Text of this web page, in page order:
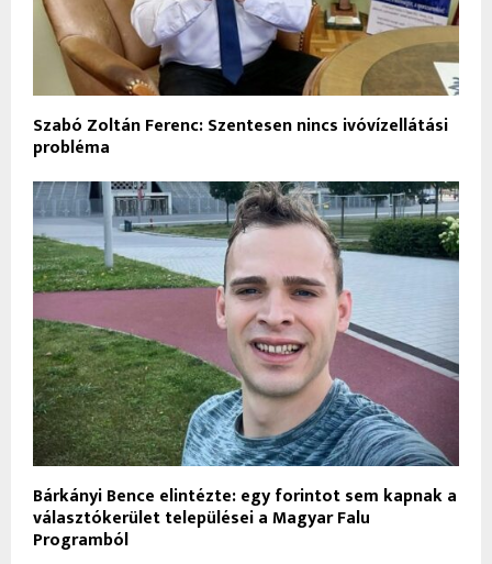
Szabó Zoltán Ferenc: Szentesen nincs ivóvízellátási
probléma
Bárkányi Bence elintézte: egy forintot sem kapnak a
választókerület települései a Magyar Falu
Programból